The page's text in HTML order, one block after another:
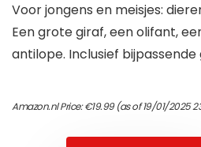
Voor jongens en meisjes:
Een grote giraf, een olifant,
antilope. Inclusief bijpassende
Amazon.nl Price:€19.99(as of 19/01/2025